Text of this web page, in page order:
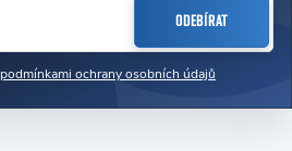
podmínkami ochrany osobních údajů
ODEBÍRAT